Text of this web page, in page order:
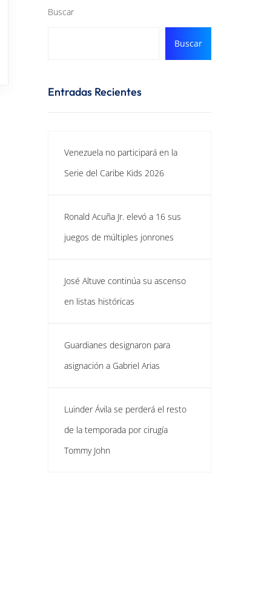
Buscar
Buscar
Entradas Recientes
Venezuela no participará en la
Serie del Caribe Kids 2026
Ronald Acuña Jr. elevó a 16 sus
juegos de múltiples jonrones
José Altuve continúa su ascenso
en listas históricas
Guardianes designaron para
asignación a Gabriel Arias
Luinder Ávila se perderá el resto
de la temporada por cirugía
Tommy John